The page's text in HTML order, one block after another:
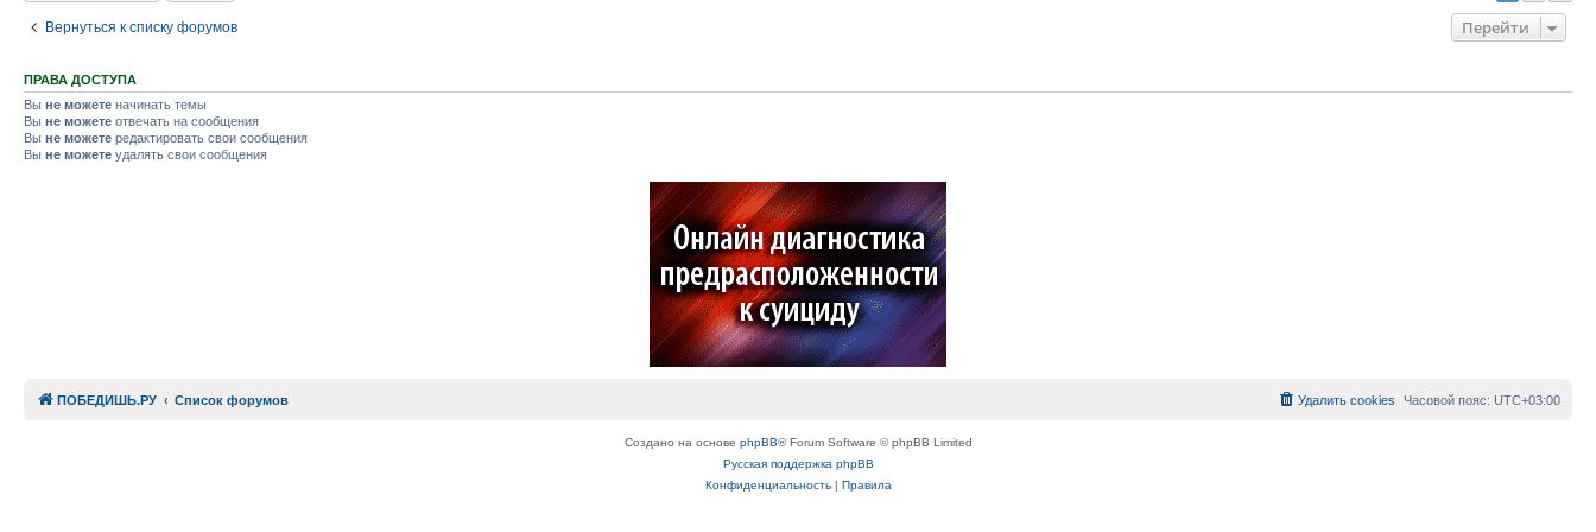
Вернуться к списку форумов Перейти
ПРАВА ДОСТУПА
Вы не можете начинать темы
Вы не можете отвечать на сообщения
Вы не можете редактировать свои сообщения
Вы не можете удалять свои сообщения
ПОБЕДИШЬ.РУ Список форумов Часовой пояс: UTC+03:00
Удалить cookies
Создано на основе phpBB® Forum Software © phpBB Limited
Русская поддержка phpBB
Конфиденциальность| Правила